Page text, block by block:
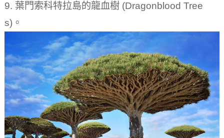
9. 葉門索科特拉島的龍血樹 (Dragonblood Tree
s)。